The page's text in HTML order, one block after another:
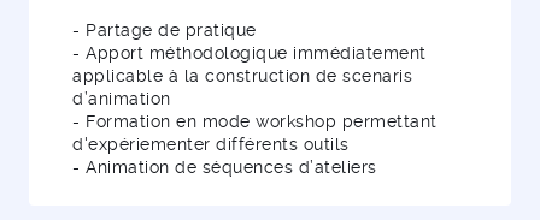
- Partage de pratique
- Apport méthodologique immédiatement
applicable à la construction de scenaris
d’animation
- Formation en mode workshop permettant
d'expériementer différents outils
- Animation de séquences d’ateliers